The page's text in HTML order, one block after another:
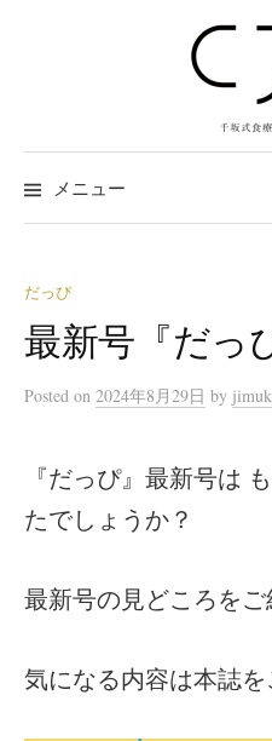
ツ
へ メニュー
だっぴ
最新号『だっ
Posted on 2024年8月29日 by
『だっぴ』最新号は
たでしょうか？
最新号の見どころを
気になる内容は本誌